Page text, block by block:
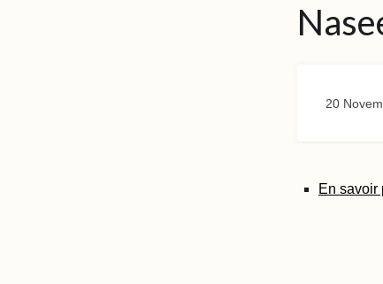
20
En savoir